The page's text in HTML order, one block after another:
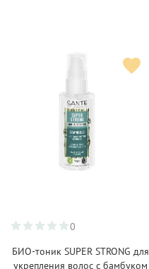
0
БИО-тоник SUPER STRONG для
укрепления волос с бамбуком